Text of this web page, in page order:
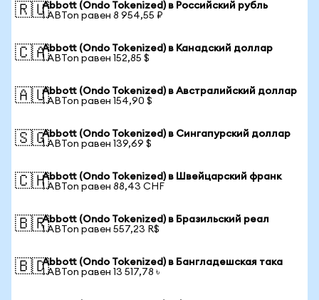
🇷🇺Abbott (Ondo Tokenized) в Российский рубль
1 ABTon равен 8 954,55 ₽
🇨🇦Abbott (Ondo Tokenized) в Канадский доллар
1 ABTon равен 152,85 $
🇦🇺Abbott (Ondo Tokenized) в Австралийский доллар
1 ABTon равен 154,90 $
🇸🇬Abbott (Ondo Tokenized) в Сингапурский доллар
1 ABTon равен 139,69 $
🇨🇭Abbott (Ondo Tokenized) в Швейцарский франк
1 ABTon равен 88,43 CHF
🇧🇷Abbott (Ondo Tokenized) в Бразильский реал
1 ABTon равен 557,23 R$
🇧🇩Abbott (Ondo Tokenized) в Бангладешская така
1 ABTon равен 13 517,78 ৳